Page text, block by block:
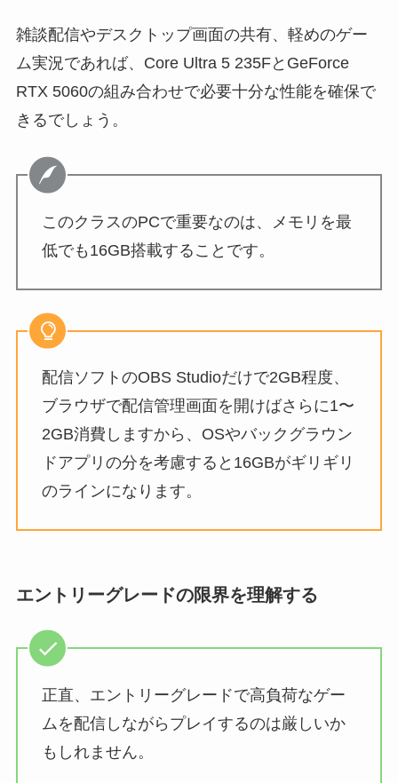
雑談配信やデスクトップ画面の共有、軽めのゲー
ム実況であれば、Core Ultra 5 235FとGeForce
RTX 5060の組み合わせで必要十分な性能を確保で
きるでしょう。
このクラスのPCで重要なのは、メモリを最
低でも16GB搭載することです。
配信ソフトのOBS Studioだけで2GB程度、
ブラウザで配信管理画面を開けばさらに1〜
2GB消費しますから、OSやバックグラウン
ドアプリの分を考慮すると16GBがギリギリ
のラインになります。
エントリーグレードの限界を理解する
正直、エントリーグレードで高負荷なゲー
ムを配信しながらプレイするのは厳しいか
もしれません。